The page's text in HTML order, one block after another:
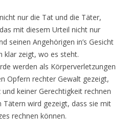
nur die Tat und die Täter,
mit diesem Urteil nicht nur
seinen Angehörigen in’s Gesicht
klar zeigt, wo es steht.
werden als Körperverletzungen
Opfern rechter Gewalt gezeigt,
keiner Gerechtigkeit rechnen
Tätern wird gezeigt, dass sie mit
rechnen können.